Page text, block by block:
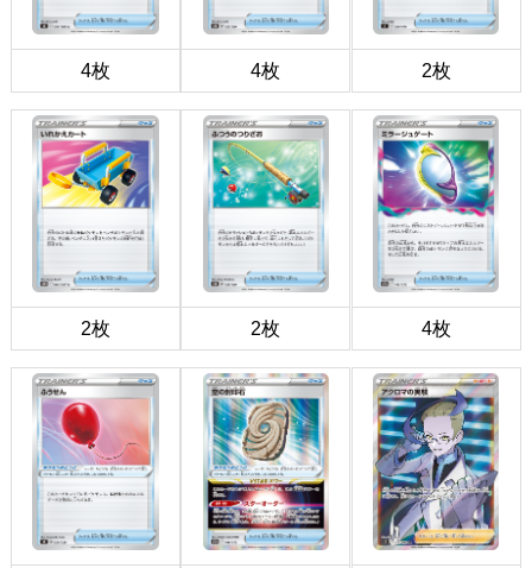
4枚 4枚 2枚
2枚 2枚 4枚